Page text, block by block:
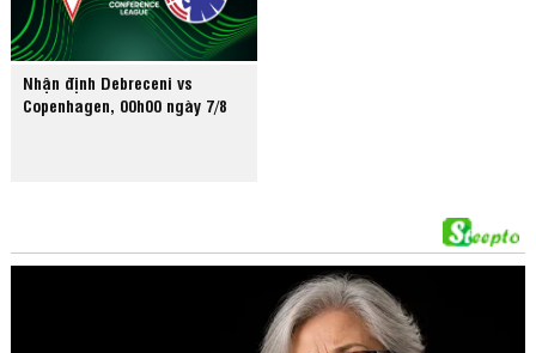
Nhận định Debreceni vs
Copenhagen, 00h00 ngày 7/8